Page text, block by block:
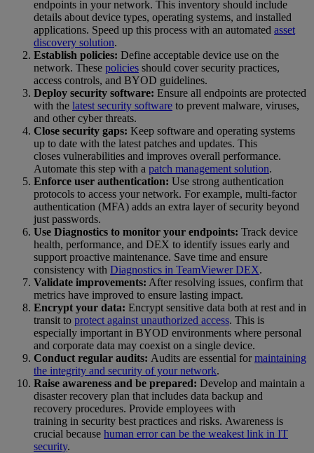
endpoints in your network. This inventory should include
details about device types, operating systems, and installed
applications. Speed up this process with an automated asset
discovery solution.
Establish policies: Define acceptable device use on the
network. These policies should cover security practices,
access controls, and BYOD guidelines.
Deploy security software: Ensure all endpoints are protected
with the latest security software to prevent malware, viruses,
and other cyber threats.
Close security gaps: Keep software and operating systems
up to date with the latest patches and updates. This
closes vulnerabilities and improves overall performance.
Automate this step with a patch management solution.
Enforce user authentication: Use strong authentication
protocols to access your network. For example, multi-factor
authentication (MFA) adds an extra layer of security beyond
just passwords.
Use Diagnostics to monitor your endpoints: Track device
health, performance, and DEX to identify issues early and
support proactive maintenance. Save time and ensure
consistency with Diagnostics in TeamViewer DEX.
Validate improvements: After resolving issues, confirm that
metrics have improved to ensure lasting impact.
Encrypt your data: Encrypt sensitive data both at rest and in
transit to protect against unauthorized access. This is
especially important in BYOD environments where personal
and corporate data may coexist on a single device.
Conduct regular audits: Audits are essential formaintaining
the integrity and security of your network.
Raise awareness and be prepared: Develop and maintain a
disaster recovery plan that includes data backup and
recovery procedures. Provide employees with
training in security best practices and risks. Awareness is
crucial because human error can be the weakest link in IT
security.